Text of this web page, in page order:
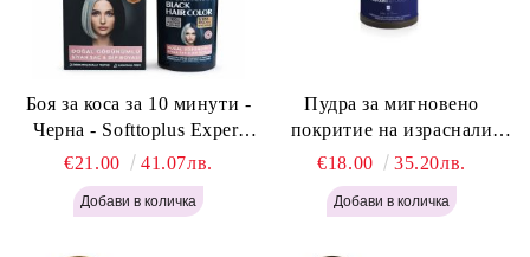
Боя за коса за 10 минути -
Черна - Softtoplus Expert
Woman Black 400мл
€21.00 41.07лв.
Пудра за мигновено
покритие на израснали
корени Светло Русо - Labor
Pro Instant Retouch Powder -
Light Blonde H646
€18.00 35.20лв.